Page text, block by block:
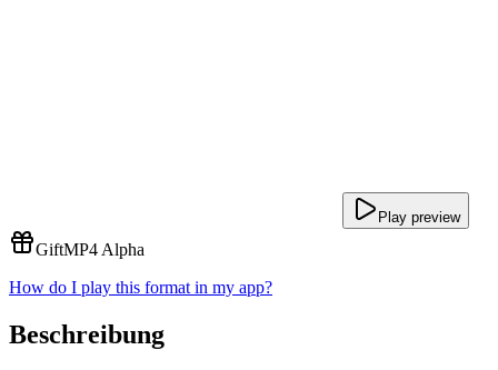
Play preview
GiftMP4 Alpha
How do I play this format in my app?
Beschreibung